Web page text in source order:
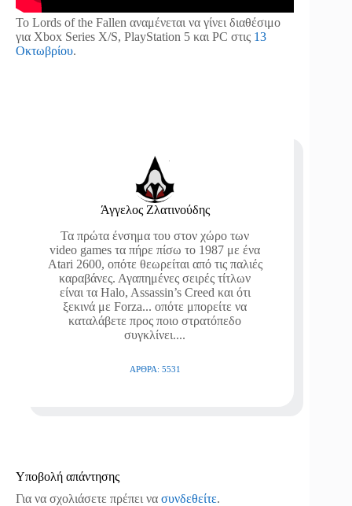
Το Lords of the Fallen αναμένεται να γίνει διαθέσιμο
για Xbox Series X/S, PlayStation 5 και PC στις 13
Οκτωβρίου.
Άγγελος Ζλατινούδης
Τα πρώτα ένσημα του στον χώρο των
video games τα πήρε πίσω το 1987 με ένα
Atari 2600, οπότε θεωρείται από τις παλιές
καραβάνες. Αγαπημένες σειρές τίτλων
είναι τα Halo, Assassin’s Creed και ότι
ξεκινά με Forza... οπότε μπορείτε να
καταλάβετε προς ποιο στρατόπεδο
συγκλίνει....
ΆΡΘΡΑ: 5531
Υποβολή απάντησης
Για να σχολιάσετε πρέπει να συνδεθείτε.